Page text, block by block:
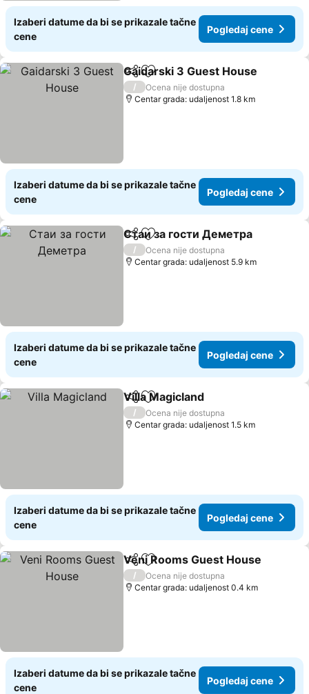
Izaberi datume da bi se prikazale tačne
cene
Pogledaj cene
Deli Dodati u favorite
Gaidarski 3 Guest House
/
Ocena nije dostupna
Centar grada: udaljenost 1.8 km
Izaberi datume da bi se prikazale tačne
cene
Pogledaj cene
Deli Dodati u favorite
Стаи за гости Деметра
/
Ocena nije dostupna
Centar grada: udaljenost 5.9 km
Izaberi datume da bi se prikazale tačne
cene
Pogledaj cene
Deli Dodati u favorite
Villa Magicland
/
Ocena nije dostupna
Centar grada: udaljenost 1.5 km
Izaberi datume da bi se prikazale tačne
cene
Pogledaj cene
Deli Dodati u favorite
Veni Rooms Guest House
/
Ocena nije dostupna
Centar grada: udaljenost 0.4 km
Izaberi datume da bi se prikazale tačne
cene
Pogledaj cene